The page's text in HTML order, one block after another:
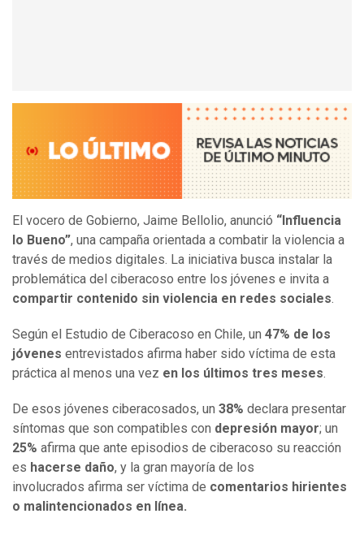
El vocero de Gobierno, Jaime Bellolio, anunció “Influencia
lo Bueno”, una campaña orientada a combatir la violencia a
través de medios digitales. La iniciativa busca instalar la
problemática del ciberacoso entre los jóvenes e invita a
compartir contenido sin violencia en redes sociales.
Según el Estudio de Ciberacoso en Chile, un 47% de los
jóvenes entrevistados afirma haber sido víctima de esta
práctica al menos una vez en los últimos tres meses.
De esos jóvenes ciberacosados, un 38% declara presentar
síntomas que son compatibles con depresión mayor; un
25% afirma que ante episodios de ciberacoso su reacción
es hacerse daño, y la gran mayoría de los
involucrados afirma ser víctima de comentarios hirientes
o malintencionados en línea.